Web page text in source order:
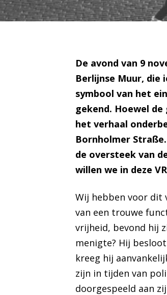
De avond van 9
Berlijnse Muur, die
symbool van het
gekend. Hoewel
het verhaal
Bornholmer
de oversteek van
willen we in deze
Wij hebben voor dit
van een trouwe
vrijheid, bevond hij
menigte? Hij
kreeg hij
zijn in tijden van
doorgespeeld aan